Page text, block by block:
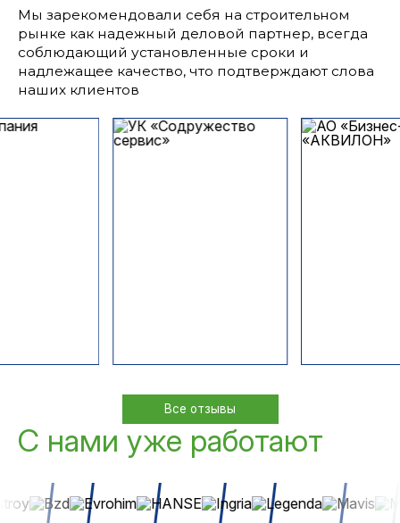
Мы зарекомендовали себя на строительном
рынке как надежный деловой партнер, всегда
соблюдающий установленные сроки и
надлежащее качество, что подтверждают слова
наших клиентов
Все отзывы
С нами уже работают